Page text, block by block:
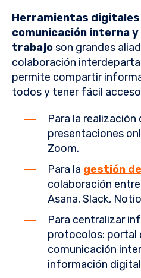
Herramientas digitales
comunicación interna
trabajoson grandes
colaboración
permite compartir
todos y tener fácil
Para la realización
presentaciones
Zoom.
Para la gestión
colaboración
Asana, Slack,
Para centralizar
protocolos: portal
comunicación
información